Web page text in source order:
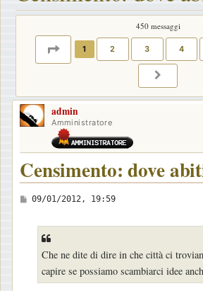
450 messaggi
PAGINA DI
1 2 3 4
admin
Amministratore
Censimento: dove
M
09/01/2012, 19:59
Che ne dite di dire in che città ci
capire se possiamo scambiarci idee